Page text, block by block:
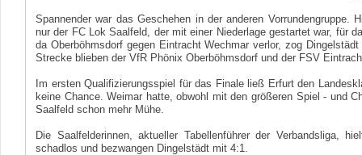
Spannender war das Geschehen in der anderen Vorrundengruppe.
nur der FC Lok Saalfeld, der mit einer Niederlage gestartet war, für
da Oberböhmsdorf gegen Eintracht Wechmar verlor, zog
Strecke blieben der VfR Phönix Oberböhmsdorf und der FSV
Im ersten Qualifizierungsspiel für das Finale ließ Erfurt den
keine Chance. Weimar hatte, obwohl mit den größeren Spiel - und
Saalfeld schon mehr Mühe.
Die Saalfelderinnen, aktueller Tabellenführer der Verbandsliga,
schadlos und bezwangen Dingelstädt mit 4:1.